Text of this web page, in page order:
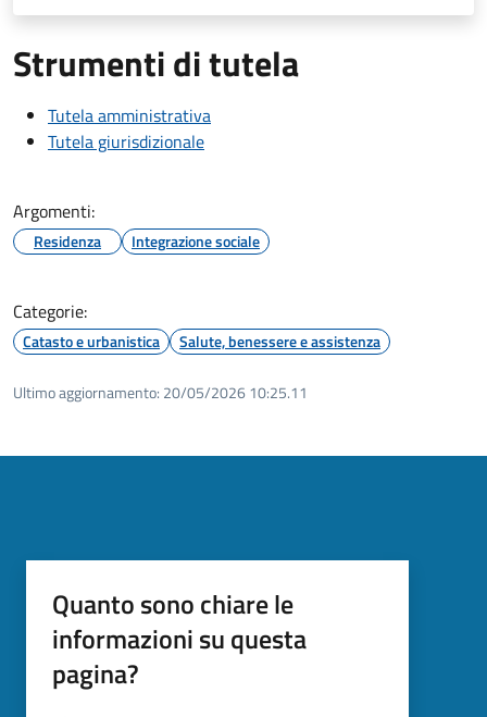
Strumenti di tutela
Tutela amministrativa
Tutela giurisdizionale
Argomenti:
Residenza Integrazione sociale
Categorie:
Catasto e urbanistica Salute, benessere e assistenza
Ultimo aggiornamento: 20/05/2026 10:25.11
Quanto sono chiare le
informazioni su questa
pagina?